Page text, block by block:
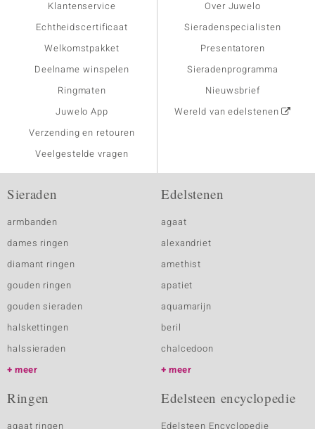
Klantenservice
Echtheidscertificaat
Welkomstpakket
Deelname winspelen
Ringmaten
Juwelo App
Verzending en retouren
Veelgestelde vragen
Over Juwelo
Sieradenspecialisten
Presentatoren
Sieradenprogramma
Nieuwsbrief
Wereld van edelstenen
Sieraden
armbanden
dames ringen
diamant ringen
gouden ringen
gouden sieraden
halskettingen
halssieraden
meer
Edelstenen
agaat
alexandriet
amethist
apatiet
aquamarijn
beril
chalcedoon
meer
Ringen
agaat ringen
Edelsteen encyclopedie
Edelsteen Encyclopedie